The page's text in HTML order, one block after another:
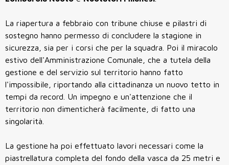
La riapertura a febbraio con tribune chiuse e pilastri di
sostegno hanno permesso di concludere la stagione in
sicurezza, sia per i corsi che per la squadra. Poi il miracolo
estivo dell'Amministrazione Comunale, che a tutela della
gestione e del servizio sul territorio hanno fatto
l'impossibile, riportando alla cittadinanza un nuovo tetto in
tempi da record. Un impegno e un'attenzione che il
territorio non dimenticherà facilmente, di fatto una
singolarità.
La gestione ha poi effettuato lavori necessari come la
piastrellatura completa del fondo della vasca da 25 metri e